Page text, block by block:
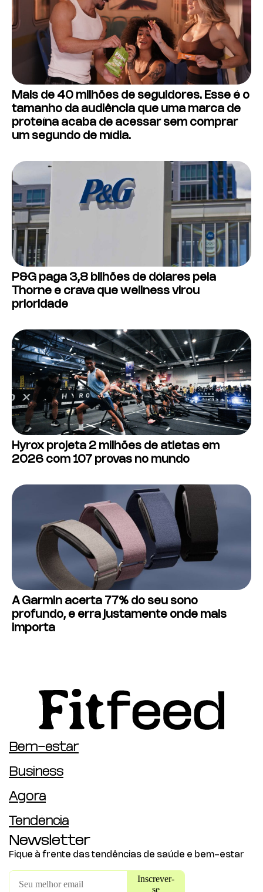
Mais de 40 milhões de seguidores. Esse é o
tamanho da audiência que uma marca de
proteína acaba de acessar sem comprar
um segundo de mídia.
P&G paga 3,8 bilhões de dólares pela
Thorne e crava que wellness virou
prioridade
Hyrox projeta 2 milhões de atletas em
2026 com 107 provas no mundo
A Garmin acerta 77% do seu sono
profundo, e erra justamente onde mais
importa
Bem-estar
Business
Agora
Tendência
Newsletter
Fique à frente das tendências de saúde e bem-estar